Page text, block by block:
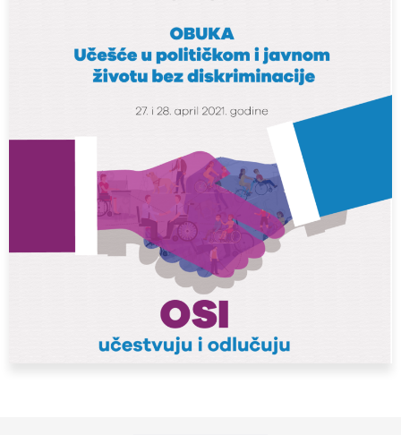
21. aprila 2021. godine.